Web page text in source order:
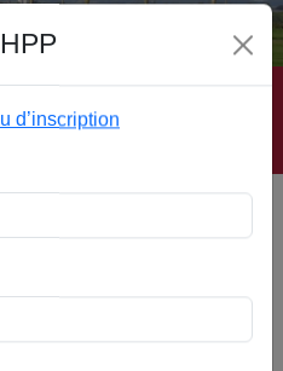
|
Clefs | Contact
d’inscription